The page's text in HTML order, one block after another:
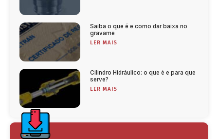
Saiba o que é e como dar baixa no
gravame
LER MAIS
Cilindro Hidráulico: o que é e para que
serve?
LER MAIS